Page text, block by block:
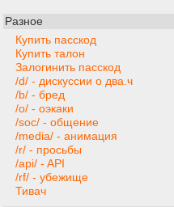
Разное
Купить пасскод
Купить талон
Залогинить пасскод
/d/ - дискуссии о два.ч
/b/ - бред
/o/ - оэкаки
/soc/ - общение
/media/ - анимация
/r/ - просьбы
/api/ - API
/rf/ - убежище
Тивач